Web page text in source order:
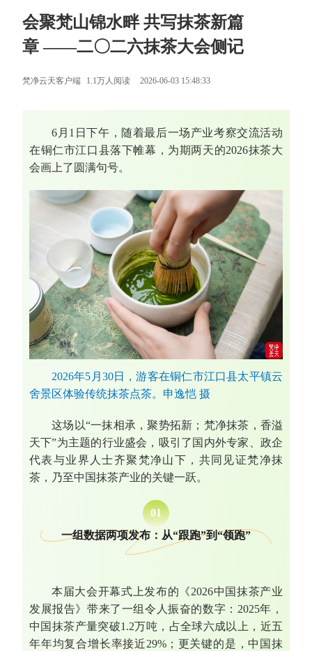
会聚梵山锦水畔 共写抹茶新篇
章 ——二〇二六抹茶大会侧记
梵净云天客户端 1.1万人阅读 2026-06-03 15:48:33
6月1日下午，随着最后一场产业考察交流活动
在铜仁市江口县落下帷幕，为期两天的2026抹茶大
会画上了圆满句号。
2026年5月30日，游客在铜仁市江口县太平镇云
舍景区体验传统抹茶点茶。申逸恺 摄
这场以“一抹相承，聚势拓新；梵净抹茶，香溢
天下”为主题的行业盛会，吸引了国内外专家、政企
代表与业界人士齐聚梵净山下，共同见证梵净抹
茶，乃至中国抹茶产业的关键一跃。
01
一组数据两项发布：从“跟跑”到“领跑”
本届大会开幕式上发布的《2026中国抹茶产业
发展报告》带来了一组令人振奋的数字：2025年，
中国抹茶产量突破1.2万吨，占全球六成以上，近五
年年均复合增长率接近29%；更关键的是，中国抹